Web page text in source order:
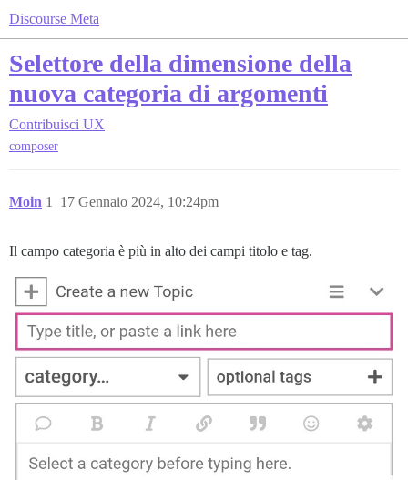
Discourse Meta
Selettore della dimensione della
nuova categoria di argomenti
Contribuisci UX
composer
Moin 17 Gennaio 2024, 10:24pm
1
Il campo categoria è più in alto dei campi titolo e tag.